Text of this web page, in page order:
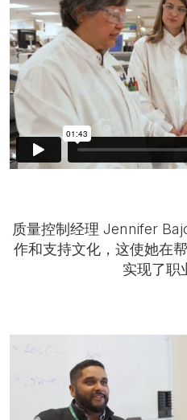
质量控制经理 Jennifer
作和支持文化，这使她在
实现了职